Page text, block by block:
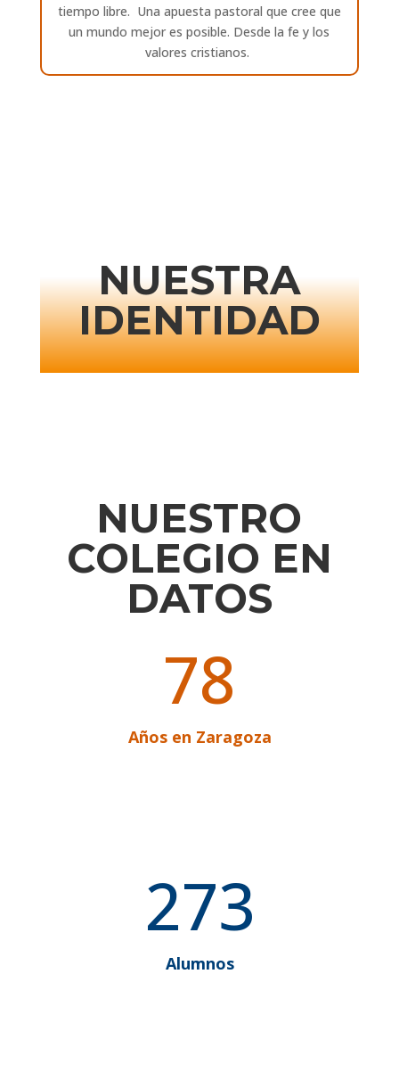
tiempo libre. Una apuesta pastoral que cree que
un mundo mejor es posible. Desde la fe y los
valores cristianos.
NUESTRA
IDENTIDAD
NUESTRO
COLEGIO EN
DATOS
78
Años en Zaragoza
273
Alumnos